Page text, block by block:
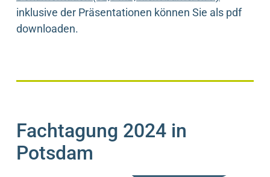
inklusive der Präsentationen können Sie als pdf
downloaden.
Fachtagung 2024 in
Potsdam